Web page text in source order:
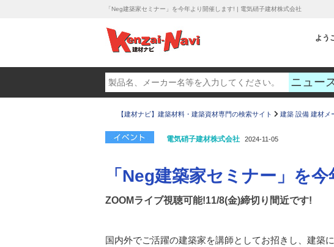
「Neg建築家セミナー」を今年より開催します! | 電気硝子建材株式会社
よう
【建材ナビ】建築材料・建築資材専門の検索サイト 建築 設備 建材メ
電気硝子建材株式会社 2024-11-05
「Neg建築家セミナー」を
ZOOMライブ視聴可能!11/8(金)締切り間近です!
国内外でご活躍の建築家を講師としてお招きし、建築